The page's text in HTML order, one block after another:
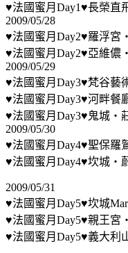
♥法國蜜月Day1♥長榮直
2009/05/28
♥法國蜜月Day2♥羅浮
♥法國蜜月Day2♥亞維
2009/05/29
♥法國蜜月Day3♥梵谷
♥法國蜜月Day3♥河畔
♥法國蜜月Day3♥鬼城‧
2009/05/30
♥法國蜜月Day4♥聖保羅
♥法國蜜月Day4♥坎城‧
2009/05/31
♥法國蜜月Day5♥坎城
♥法國蜜月Day5♥親王宮
♥法國蜜月Day5♥義大利